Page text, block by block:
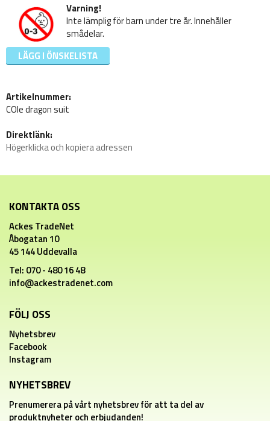
Varning!
Inte lämplig för barn under tre år. Innehåller
smådelar.
LÄGG I ÖNSKELISTA
Artikelnummer:
COle dragon suit
Direktlänk:
Högerklicka och kopiera adressen
KONTAKTA OSS
Ackes TradeNet
Åbogatan 10
45 144 Uddevalla
Tel: 070 - 480 16 48
info@ackestradenet.com
FÖLJ OSS
Nyhetsbrev
Facebook
Instagram
NYHETSBREV
Prenumerera på vårt nyhetsbrev för att ta del av
produktnyheter och erbjudanden!